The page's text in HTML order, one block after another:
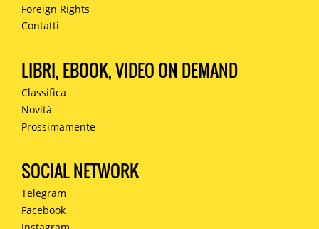
Foreign Rights
Contatti
LIBRI, EBOOK, VIDEO ON DEMAND
Classifica
Novità
Prossimamente
SOCIAL NETWORK
Telegram
Facebook